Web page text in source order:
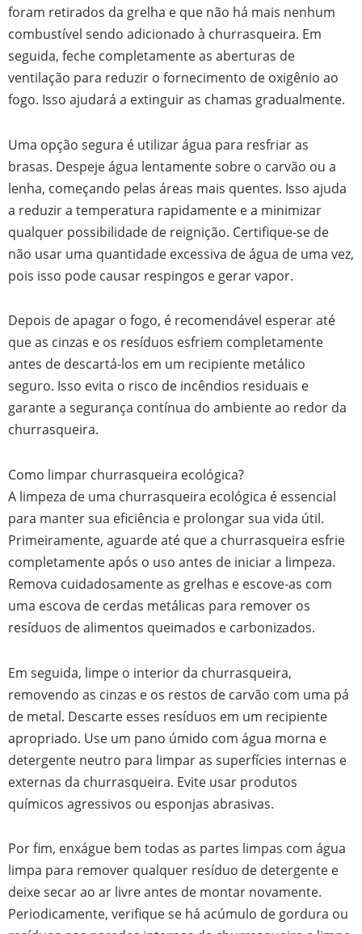
foram retirados da grelha e que não há mais nenhum
combustível sendo adicionado à churrasqueira. Em
seguida, feche completamente as aberturas de
ventilação para reduzir o fornecimento de oxigênio ao
fogo. Isso ajudará a extinguir as chamas gradualmente.
Uma opção segura é utilizar água para resfriar as
brasas. Despeje água lentamente sobre o carvão ou a
lenha, começando pelas áreas mais quentes. Isso ajuda
a reduzir a temperatura rapidamente e a minimizar
qualquer possibilidade de reignição. Certifique-se de
não usar uma quantidade excessiva de água de uma vez,
pois isso pode causar respingos e gerar vapor.
Depois de apagar o fogo, é recomendável esperar até
que as cinzas e os resíduos esfriem completamente
antes de descartá-los em um recipiente metálico
seguro. Isso evita o risco de incêndios residuais e
garante a segurança contínua do ambiente ao redor da
churrasqueira.
Como limpar churrasqueira ecológica?
A limpeza de uma churrasqueira ecológica é essencial
para manter sua eficiência e prolongar sua vida útil.
Primeiramente, aguarde até que a churrasqueira esfrie
completamente após o uso antes de iniciar a limpeza.
Remova cuidadosamente as grelhas e escove-as com
uma escova de cerdas metálicas para remover os
resíduos de alimentos queimados e carbonizados.
Em seguida, limpe o interior da churrasqueira,
removendo as cinzas e os restos de carvão com uma pá
de metal. Descarte esses resíduos em um recipiente
apropriado. Use um pano úmido com água morna e
detergente neutro para limpar as superfícies internas e
externas da churrasqueira. Evite usar produtos
químicos agressivos ou esponjas abrasivas.
Por fim, enxágue bem todas as partes limpas com água
limpa para remover qualquer resíduo de detergente e
deixe secar ao ar livre antes de montar novamente.
Periodicamente, verifique se há acúmulo de gordura ou